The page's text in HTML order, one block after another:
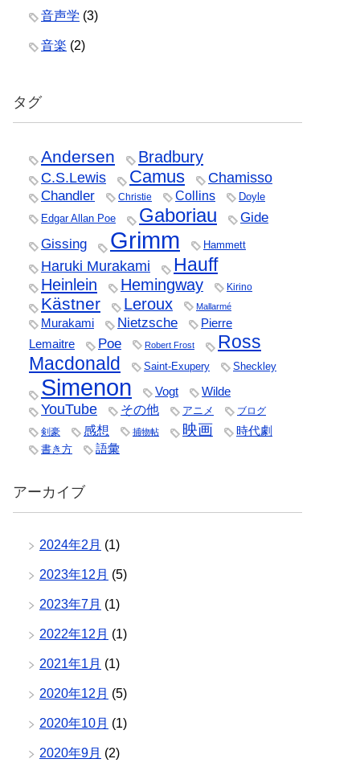
音声学 (3)
音楽 (2)
タグ
Andersen Bradbury
C.S.Lewis Camus
Chamisso
Chandler
Christie Collins
Doyle
Edgar Allan Poe
Gaboriau
Gide
Gissing
Grimm Hammett
Haruki Murakami Hauff
Heinlein Hemingway Kirino
Kästner Leroux Mallarmé
Murakami Nietzsche
Pierre
Lemaitre
Poe Robert Frost
Ross
Macdonald
Saint-Exupery Sheckley
Simenon Vogt Wilde
YouTube その他 アニメ
ブログ
剣豪
感想 捕物帖 映画 時代劇
書き方 語彙
アーカイブ
2024年2月 (1)
2023年12月 (5)
2023年7月 (1)
2022年12月 (1)
2021年1月 (1)
2020年12月 (5)
2020年10月 (1)
2020年9月 (2)